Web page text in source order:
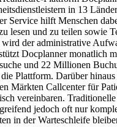
in 13
Service hilft Menschen
lesen und zu teilen sowie
wird der administrative
Docplanner monatlich
und 22 Millionen
Plattform. Darüber hinaus
Märkten Callcenter für
vereinbaren.
jedoch oft nur
in der Warteschleife